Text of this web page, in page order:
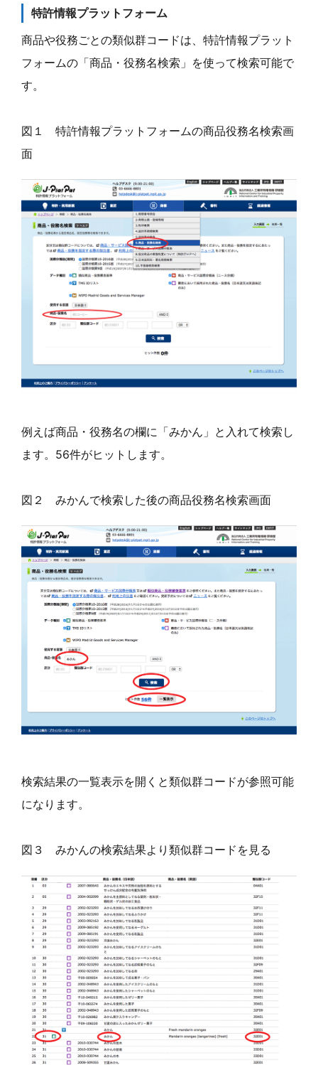
特許情報プラットフォーム
商品や役務ごとの類似群コードは、特許情報プラット
フォームの「商品・役務名検索」を使って検索可能で
す。
図１ 特許情報プラットフォームの商品役務名検索画
面
例えば商品・役務名の欄に「みかん」と入れて検索し
ます。56件がヒットします。
図２ みかんで検索した後の商品役務名検索画面
検索結果の一覧表示を開くと類似群コードが参照可能
になります。
図３ みかんの検索結果より類似群コードを見る